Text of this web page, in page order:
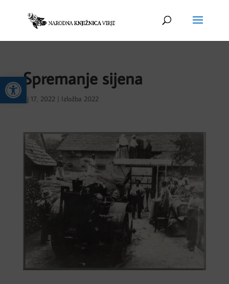
Open toolbar
Spremanje sijena
sij 17, 2022| Izložba 2022